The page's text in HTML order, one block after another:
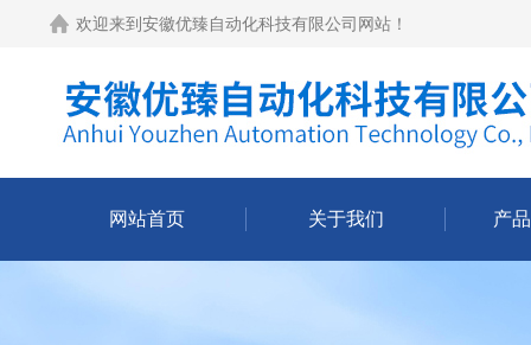
欢迎来到 安徽优臻自动化科技有限公司网站 ！
网站首页 关于我们 产